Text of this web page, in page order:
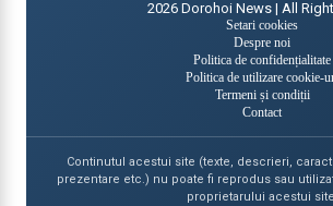
2026 Dorohoi News | All
Setari cookies
Despre noi
Politica de confidențialitate
Politica de utilizare cookie-
Termeni și condiții
Contact
Continutul acestui site (texte, descrieri,
prezentare etc.) nu poate fi reprodus sau
proprietarului acestui